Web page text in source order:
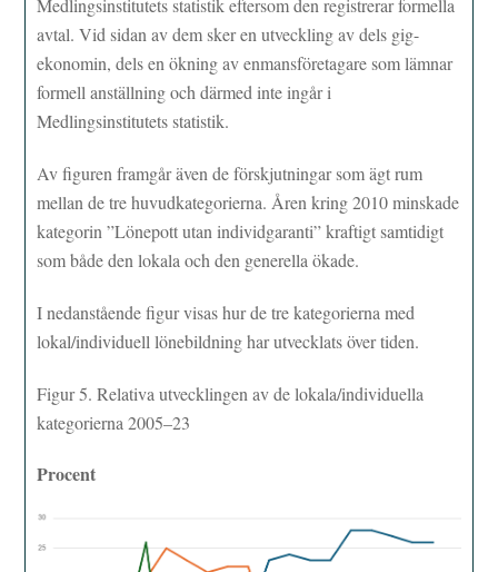
Medlingsinstitutets statistik eftersom den registrerar formella
avtal. Vid sidan av dem sker en utveckling av dels gig-
ekonomin, dels en ökning av enmansföretagare som lämnar
formell anställning och därmed inte ingår i
Medlingsinstitutets statistik.
Av figuren framgår även de förskjutningar som ägt rum
mellan de tre huvudkategorierna. Åren kring 2010 minskade
kategorin ”Lönepott utan individgaranti” kraftigt samtidigt
som både den lokala och den generella ökade.
I nedanstående figur visas hur de tre kategorierna med
lokal/individuell lönebildning har utvecklats över tiden.
Figur 5. Relativa utvecklingen av de lokala/individuella
kategorierna 2005–23
Procent